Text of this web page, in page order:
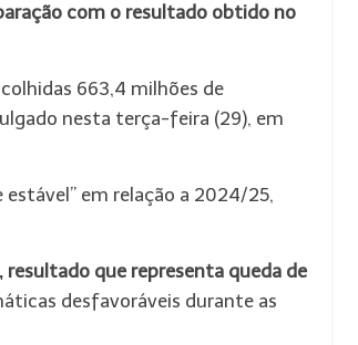
com o resultado obtido no
663,4 milhões de
nesta terça-feira (29), em
em relação a 2024/25,
que representa queda de
desfavoráveis durante as